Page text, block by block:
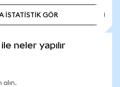
İSTATİSTİK GÖR
neler yapılır
alın.